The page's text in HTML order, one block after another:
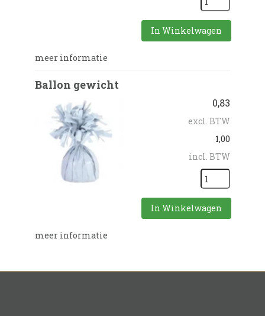
In Winkelwagen
meer informatie
Ballon gewicht
0,83
excl. BTW
1,00
incl. BTW
In Winkelwagen
meer informatie